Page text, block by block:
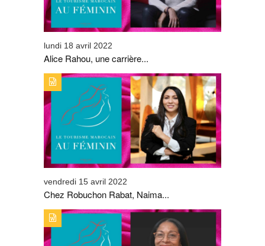
lundi 18 avril 2022
Alice Rahou, une carrière...
TYPE DE PUBLICATION : ALERTES_INFOSTITRE : CHEZ
ROBUCHON RABAT, NAIMA EL FASY SE DISTINGUE
vendredi 15 avril 2022
Chez Robuchon Rabat, Naima...
TYPE DE PUBLICATION : ALERTES_INFOSTITRE : AFIFA
ZEMRANI, UNE MILITANTE PASSIONNÉE